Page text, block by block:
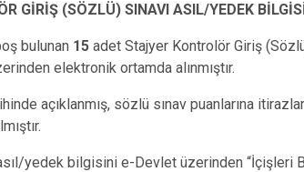
GİRİŞ (SÖZLÜ) SINAVI ASIL/YEDEK
bulunan 15 adet Stajyer Kontrolör Giriş
elektronik ortamda alınmıştır.
açıklanmış, sözlü sınav puanlarına
yedek bilgisini e-Devlet üzerinden “İçişleri